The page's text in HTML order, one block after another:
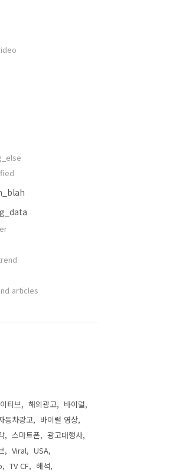
articles
티브 해외광고
바이럴
동차광고
바이럴 영상
스마트폰
광고대행사
Viral
USA
TV CF
해석